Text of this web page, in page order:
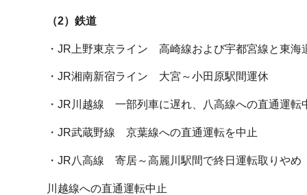
（2）鉄道
・JR上野東京ライン 高崎線および宇都宮線と東海
・JR湘南新宿ライン 大宮～小田原駅間運休
・JR川越線 一部列車に遅れ、八高線への直通運転
・JR武蔵野線 京葉線への直通運転を中止
・JR八高線 寄居～高麗川駅間で終日運転取りやめ
川越線への直通運転中止